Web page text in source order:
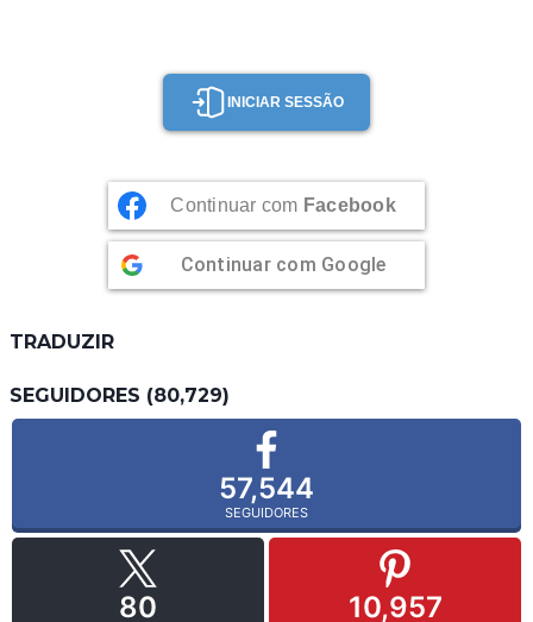
INICIAR SESSÃO
Continuar com Facebook
Continuar com Google
TRADUZIR
SEGUIDORES (80,729)
57,544
SEGUIDORES
80 10,957